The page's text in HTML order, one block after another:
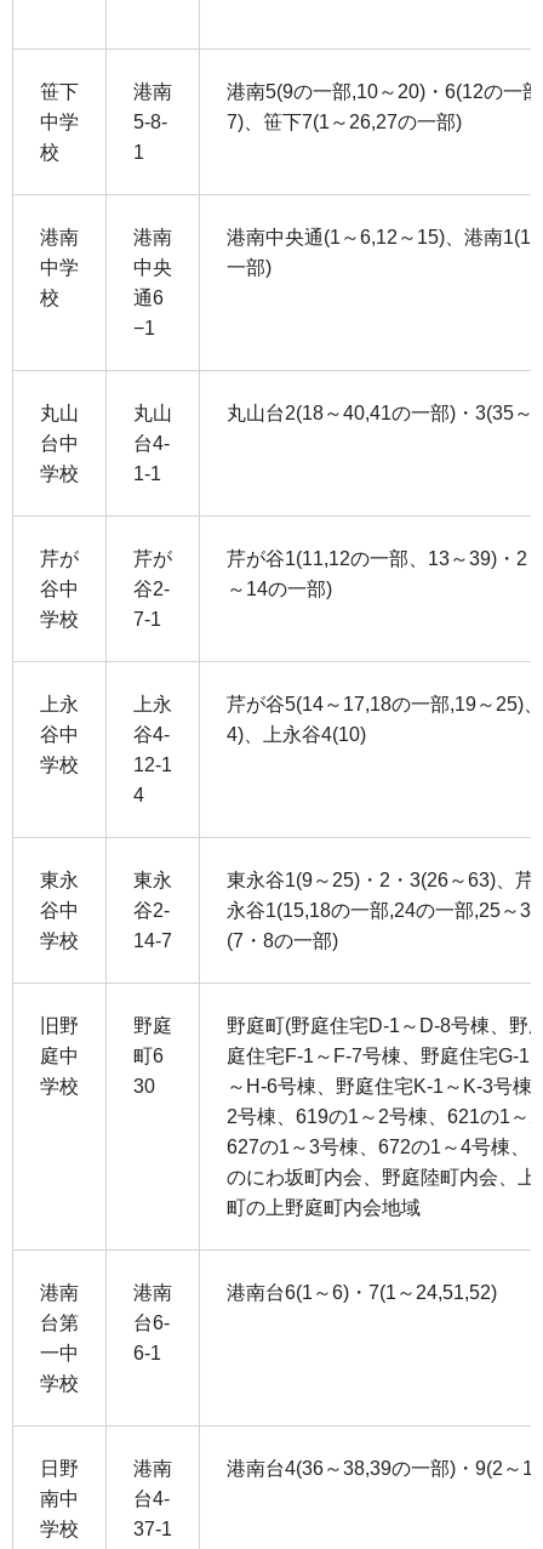
笹下
中学
校
港南
5-8-
1
港南5(9の一部,10～20)・6(12の一
7)、笹下7(1～26,27の一部)
港南
中学
校
港南
中央
通6
−1
港南中央通(1～6,12～15)、港南1(1
一部)
丸山
台中
学校
丸山
台4-
1-1
丸山台2(18～40,41の一部)・3(35～
芹が
谷中
学校
芹が
谷2-
7-1
芹が谷1(11,12の一部、13～39)・2
～14の一部)
上永
谷中
学校
上永
谷4-
12-1
4
芹が谷5(14～17,18の一部,19～25)
4)、上永谷4(10)
東永
谷中
学校
東永
谷2-
14-7
東永谷1(9～25)・2・3(26～63)、芹
永谷1(15,18の一部,24の一部,25～
(7・8の一部)
旧野
庭中
学校
野庭
町6
30
野庭町(野庭住宅D-1～D-8号棟、野
庭住宅F-1～F-7号棟、野庭住宅G-1
～H-6号棟、野庭住宅K-1～K-3号棟
2号棟、619の1～2号棟、621の1～
627の1～3号棟、672の1～4号棟、
のにわ坂町内会、野庭陸町内会、
町の上野庭町内会地域
港南
台第
一中
学校
港南
台6-
6-1
港南台6(1～6)・7(1～24,51,52)
日野
南中
学校
港南
台4-
37-1
港南台4(36～38,39の一部)・9(2～